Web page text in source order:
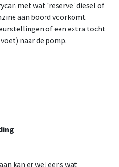
met wat 'reserve' diesel of
aan boord voorkomt
of een extra tocht
naar de pomp.
kan er wel eens wat